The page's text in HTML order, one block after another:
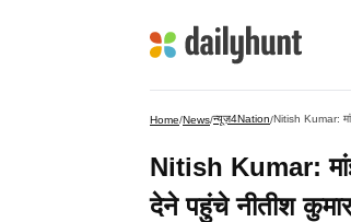
Home/News/न्यूज़4Nation/Nitish Kumar:
Nitish Kumar:
देने पहुंचे नीतीश